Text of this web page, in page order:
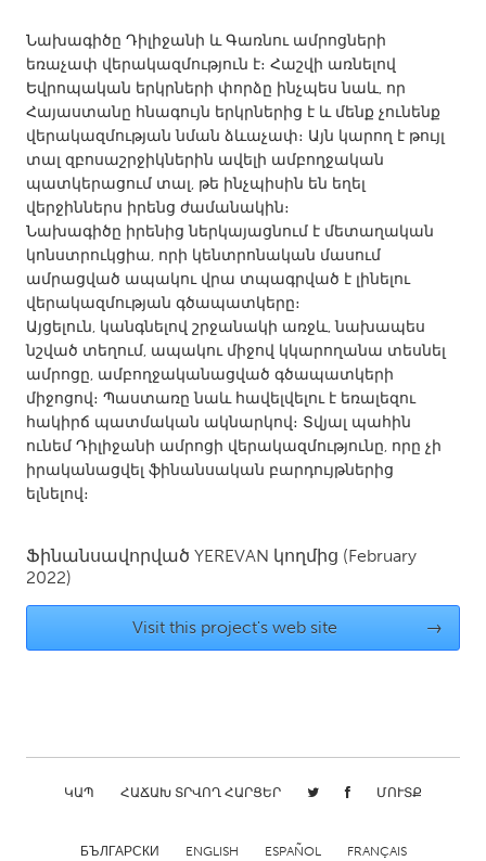
Newmarket
Ottawa
South Shore
Toronto
MALAYSIA
Kuala Lumpur
NETHERLANDS
Leiden
Rotterdam
Utrecht
QATAR
Qatar
SINGAPORE
Singapore
UNITED KINGDOM
Glasgow
Detroit, MI
Durham, NC
Նախագիծը Դիլիջանի և Գառնու ամրոցների
եռաչափ վերակազմություն է։ Հաշվի առնելով
Եվրոպական երկրների փորձը ինչպես նաև, որ
Հայաստանը հնագույն երկրներից է և մենք չունենք
վերակազմության նման ձևաչափ։ Այն կարող է թույլ
տալ զբոսաշրջիկներին ավելի ամբողջական
պատկերացում տալ, թե ինչպիսին են եղել
վերջիններս իրենց ժամանակին։
Նախագիծը իրենից ներկայացնում է մետաղական
կոնստրուկցիա, որի կենտրոնական մասում
ամրացված ապակու վրա տպագրված է լինելու
վերակազմության գծապատկերը։
Այցելուն, կանգնելով շրջանակի առջև, նախապես
նշված տեղում, ապակու միջով կկարողանա տեսնել
ամրոցը, ամբողջականացված գծապատկերի
միջոցով։ Պաստառը նաև հավելվելու է եռալեզու
հակիրճ պատմական ակնարկով։ Տվյալ պահին
ունեմ Դիլիջանի ամրոցի վերակազմությունը, որը չի
իրականացվել ֆինանսական բարդույթներից
ելնելով։
Ֆինանսավորված YEREVAN կողմից (February
2022)
Visit this project's web site →
ԿԱՊ ՀԱՃԱԽ ՏՐՎՈՂ ՀԱՐՑԵՐ ՄՈՒՏՔ
БЪЛГАРСКИ ENGLISH ESPAÑOL FRANÇAIS